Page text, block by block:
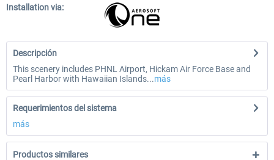
Installation via:
Descripción
This scenery includes PHNL Airport, Hickam Air Force Base and
Pearl Harbor with Hawaiian Islands...más
Requerimientos del sistema
más
Productos similares